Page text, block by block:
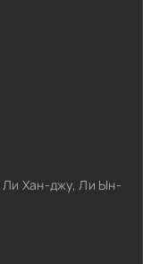
Ли Хан-джу, Ли Ын-